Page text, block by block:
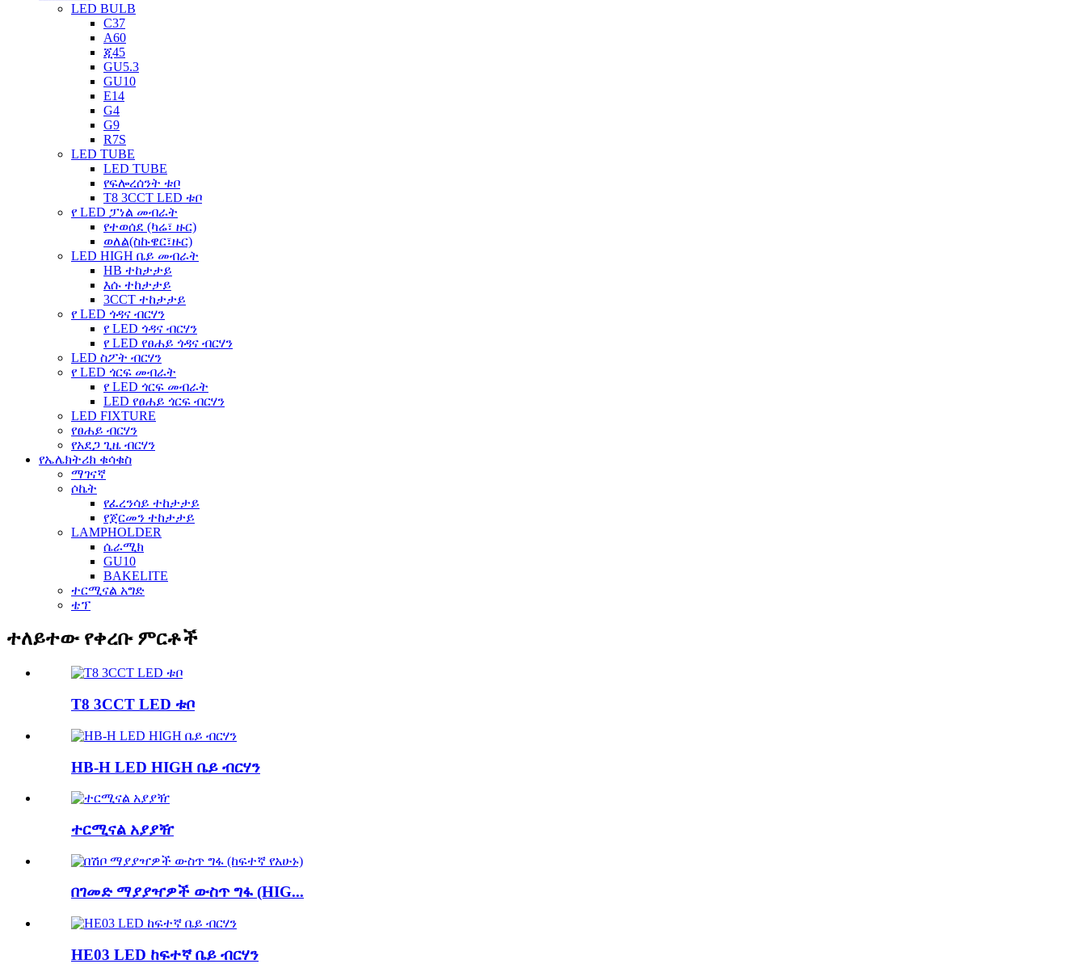
LED BULB
C37
A60
ጂ45
GU5.3
GU10
E14
G4
G9
R7S
LED TUBE
LED TUBE
የፍሎረሰንት ቱቦ
T8 3CCT LED ቱቦ
የ LED ፓነል መብራት
የተወሰደ (ካሬ፣ ዙር)
ወለል(ስኩዌር፣ዙር)
LED HIGH ቤይ መብራት
HB ተከታታይ
እሱ ተከታታይ
3CCT ተከታታይ
የ LED ጎዳና ብርሃን
የ LED ጎዳና ብርሃን
የ LED የፀሐይ ጎዳና ብርሃን
LED ስፖት ብርሃን
የ LED ጎርፍ መብራት
የ LED ጎርፍ መብራት
LED የፀሐይ ጎርፍ ብርሃን
LED FIXTURE
የፀሐይ ብርሃን
የአደጋ ጊዜ ብርሃን
የኤሌክትሪክ ቁሳቁስ
ማገናኛ
ሶኬት
የፈረንሳይ ተከታታይ
የጀርመን ተከታታይ
LAMPHOLDER
ሴራሚክ
GU10
BAKELITE
ተርሚናል አግድ
ቴፕ
ተለይተው የቀረቡ ምርቶች
T8 3CCT LED ቱቦ
HB-H LED HIGH ቤይ ብርሃን
ተርሚናል አያያዥ
በገመድ ማያያዣዎች ውስጥ ግፋ (HIG...
HE03 LED ከፍተኛ ቤይ ብርሃን